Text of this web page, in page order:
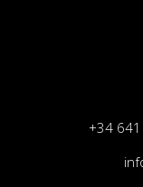
+34